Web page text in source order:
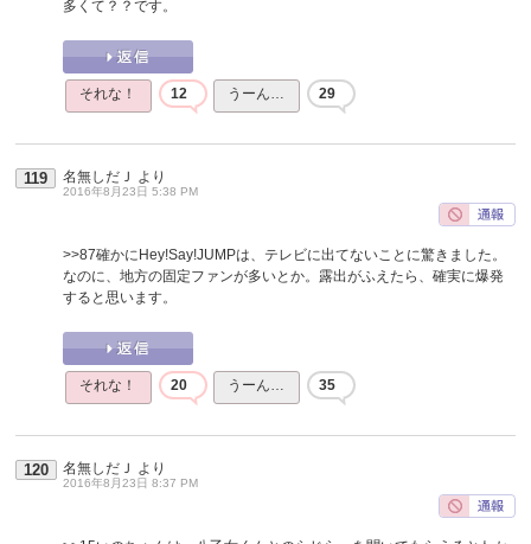
多くて？？です。
それな！ 12 うーん… 29
119 名無しだＪ より
2016年8月23日 5:38 PM
>>87確かにHey!Say!JUMPは、テレビに出てないことに驚きました。
なのに、地方の固定ファンが多いとか。露出がふえたら、確実に爆発
すると思います。
それな！ 20 うーん… 35
120 名無しだＪ より
2016年8月23日 8:37 PM